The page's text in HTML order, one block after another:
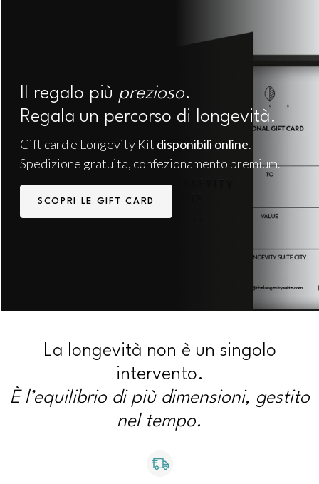
Il regalo più prezioso.
Regala un percorso di longevità.
Gift card e Longevity Kit disponibili online.
Spedizione gratuita, confezionamento premium.
SCOPRI LE GIFT CARD
La longevità non è un singolo
intervento.
È l’equilibrio di più dimensioni, gestito
nel tempo.